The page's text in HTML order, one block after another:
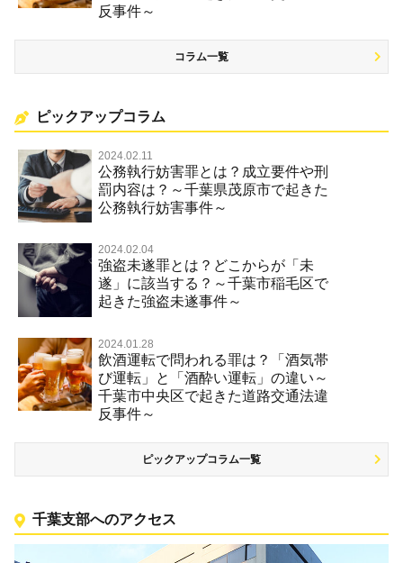
反事件～
コラム一覧
ピックアップコラム
2024.02.11
公務執行妨害罪とは？成立要件や刑
罰内容は？～千葉県茂原市で起きた
公務執行妨害事件～
2024.02.04
強盗未遂罪とは？どこからが「未
遂」に該当する？～千葉市稲毛区で
起きた強盗未遂事件～
2024.01.28
飲酒運転で問われる罪は？「酒気帯
び運転」と「酒酔い運転」の違い～
千葉市中央区で起きた道路交通法違
反事件～
ピックアップコラム一覧
千葉支部へのアクセス